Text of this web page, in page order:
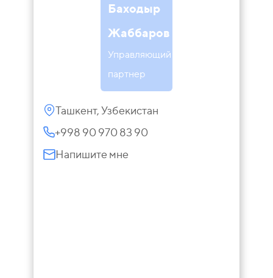
Баходыр
Жаббаров
Управляющий
партнер
Ташкент, Узбекистан
+998 90 970 83 90
Напишите мне